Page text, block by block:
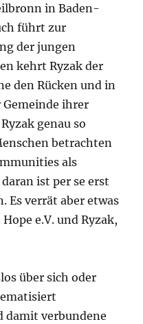
in Baden-
führt zur
der jungen
kehrt Ryzak der
den Rücken und in
Gemeinde ihrer
genau so
betrachten
als
ist per se erst
Es verrät aber etwas
e.V. und Ryzak,
über sich oder
damit verbundene